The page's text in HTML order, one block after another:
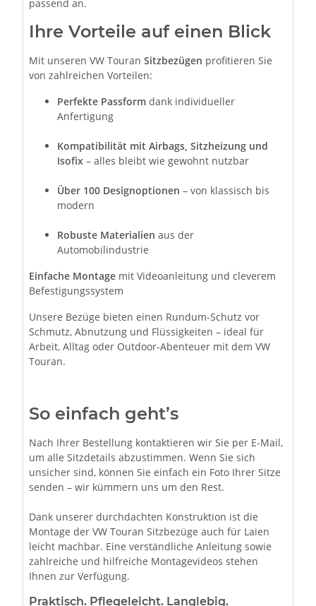
passend an.
Ihre Vorteile auf einen Blick
Mit unseren VW Touran Sitzbezügen profitieren Sie
von zahlreichen Vorteilen:
Perfekte Passform dank individueller
Anfertigung
Kompatibilität mit Airbags, Sitzheizung und
Isofix – alles bleibt wie gewohnt nutzbar
Über 100 Designoptionen – von klassisch bis
modern
Robuste Materialien aus der
Automobilindustrie
Einfache Montage mit Videoanleitung und cleverem
Befestigungssystem
Unsere Bezüge bieten einen Rundum-Schutz vor
Schmutz, Abnutzung und Flüssigkeiten – ideal für
Arbeit, Alltag oder Outdoor-Abenteuer mit dem VW
Touran.
So einfach geht’s
Nach Ihrer Bestellung kontaktieren wir Sie per E-Mail,
um alle Sitzdetails abzustimmen. Wenn Sie sich
unsicher sind, können Sie einfach ein Foto Ihrer Sitze
senden – wir kümmern uns um den Rest.
Dank unserer durchdachten Konstruktion ist die
Montage der VW Touran Sitzbezüge auch für Laien
leicht machbar. Eine verständliche Anleitung sowie
zahlreiche und hilfreiche Montagevideos stehen
Ihnen zur Verfügung.
Praktisch. Pflegeleicht. Langlebig.